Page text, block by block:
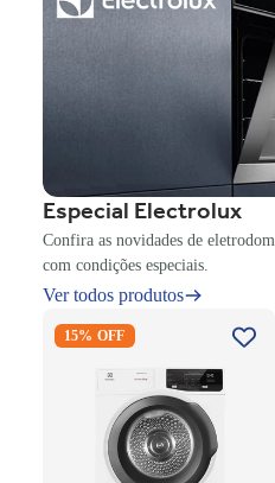
Especial Electrolux
Confira as novidades de
com condições especiais.
Ver todos produtos
Premium Care 12Kg com
Branco 220V
15% OFF